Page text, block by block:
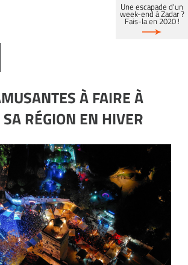
Une escapade d'un
week-end à Zadar ?
Fais-la en 2020 !
À FAIRE À
RÉGION EN HIVER